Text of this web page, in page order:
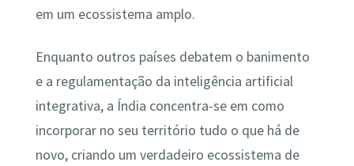
em um ecossistema amplo.
Enquanto outros países debatem o banimento
e a regulamentação da inteligência artificial
integrativa, a Índia concentra-se em como
incorporar no seu território tudo o que há de
novo, criando um verdadeiro ecossistema de